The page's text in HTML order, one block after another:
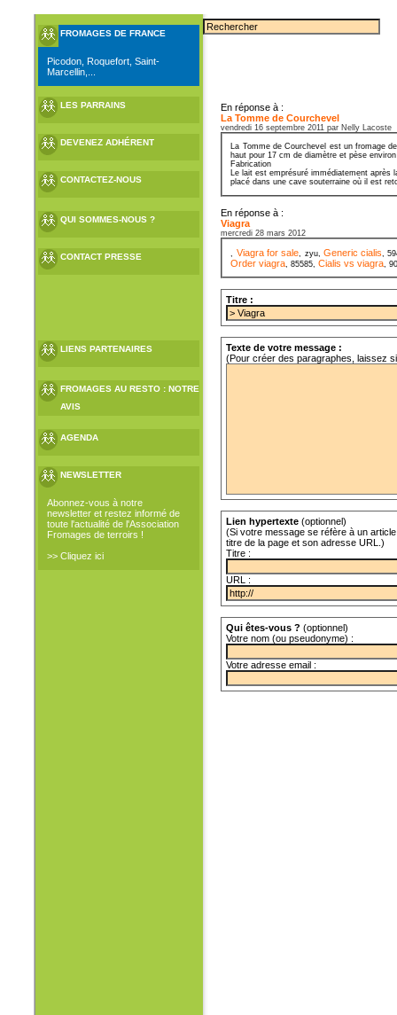
FROMAGES DE FRANCE
Picodon, Roquefort, Saint-
Marcellin,...
LES PARRAINS
DEVENEZ ADHÉRENT
CONTACTEZ-NOUS
QUI SOMMES-NOUS ?
CONTACT PRESSE
LIENS PARTENAIRES
FROMAGES AU RESTO : NOTRE
AVIS
AGENDA
NEWSLETTER
Abonnez-vous à notre
newsletter et restez informé de
toute l'actualité de l'Association
Fromages de terroirs !
>> Cliquez ici
En réponse à :
La Tomme de Courchevel
vendredi 16 septembre 2011 par Nelly Lacoste
La Tomme de Courchevel est un fromage
haut pour 17 cm de diamètre et pèse
Fabrication
Le lait est emprésuré immédiatement
placé dans une cave souterraine où il est
En réponse à :
Viagra
mercredi 28 mars 2012
, Viagra for sale, zyu, Generic cialis,
Order viagra, 85585,Cialis vs viagra,
Titre :
Texte de votre message :
(Pour créer des paragraphes, laissez
Lien hypertexte (optionnel)
(Si votre message se réfère à un
titre de la page et son adresse URL.)
Titre :
URL :
Qui êtes-vous ? (optionnel)
Votre nom (ou pseudonyme) :
Votre adresse email :